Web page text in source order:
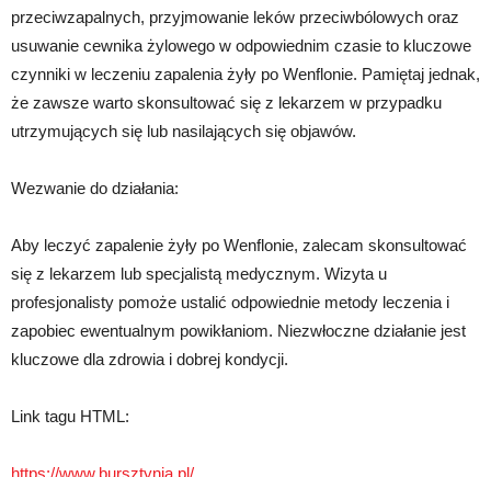
przeciwzapalnych, przyjmowanie leków przeciwbólowych oraz
usuwanie cewnika żylowego w odpowiednim czasie to kluczowe
czynniki w leczeniu zapalenia żyły po Wenflonie. Pamiętaj jednak,
że zawsze warto skonsultować się z lekarzem w przypadku
utrzymujących się lub nasilających się objawów.
Wezwanie do działania:
Aby leczyć zapalenie żyły po Wenflonie, zalecam skonsultować
się z lekarzem lub specjalistą medycznym. Wizyta u
profesjonalisty pomoże ustalić odpowiednie metody leczenia i
zapobiec ewentualnym powikłaniom. Niezwłoczne działanie jest
kluczowe dla zdrowia i dobrej kondycji.
Link tagu HTML: